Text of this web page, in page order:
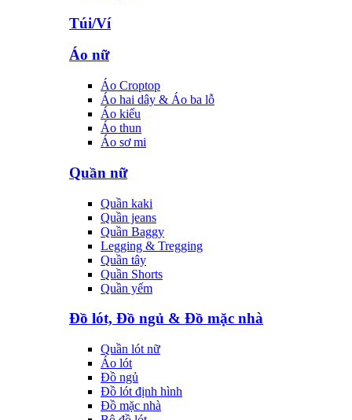
Túi/Ví
Áo nữ
Áo Croptop
Áo hai dây & Áo ba lỗ
Áo kiểu
Áo thun
Áo sơ mi
Quần nữ
Quần kaki
Quần jeans
Quần Baggy
Legging & Tregging
Quần tây
Quần Shorts
Quần yếm
Đồ lót, Đồ ngủ & Đồ mặc nhà
Quần lót nữ
Áo lót
Đồ ngủ
Đồ lót định hình
Đồ mặc nhà